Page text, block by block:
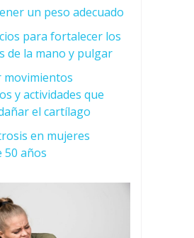
un peso adecuado
para fortalecer los
de la mano y pulgar
movimientos
y actividades que
el cartílago
en mujeres
50 años